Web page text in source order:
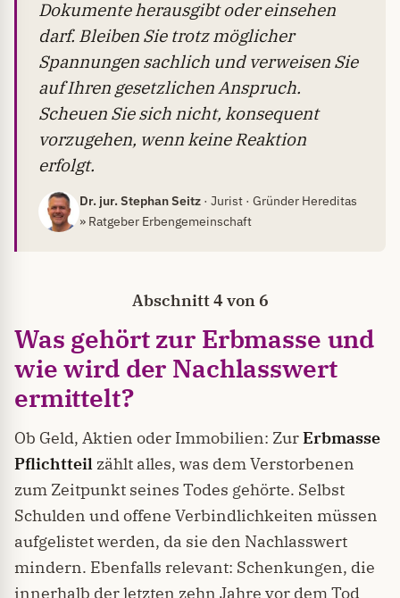
Dokumente herausgibt oder einsehen
darf. Bleiben Sie trotz möglicher
Spannungen sachlich und verweisen Sie
auf Ihren gesetzlichen Anspruch.
Scheuen Sie sich nicht, konsequent
vorzugehen, wenn keine Reaktion
erfolgt.
Dr. jur. Stephan Seitz · Jurist · Gründer Hereditas
» Ratgeber Erbengemeinschaft
Abschnitt 4 von 6
Was gehört zur Erbmasse und
wie wird der Nachlasswert
ermittelt?
Ob Geld, Aktien oder Immobilien: ZurErbmasse
Pflichtteil zählt alles, was dem Verstorbenen
zum Zeitpunkt seines Todes gehörte. Selbst
Schulden und offene Verbindlichkeiten müssen
aufgelistet werden, da sie den Nachlasswert
mindern. Ebenfalls relevant: Schenkungen, die
innerhalb der letzten zehn Jahre vor dem Tod